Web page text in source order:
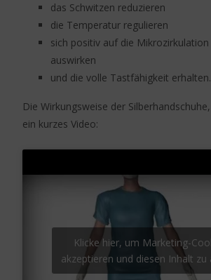
das Schwitzen reduzieren
die Temperatur regulieren
sich positiv auf die
auswirken
und die volle Tastfähigkeit erhalten.
Die Wirkungsweise der
ein kurzes Video:
Klicke hier, um Marketing-
akzeptieren und diesen Inhalt zu